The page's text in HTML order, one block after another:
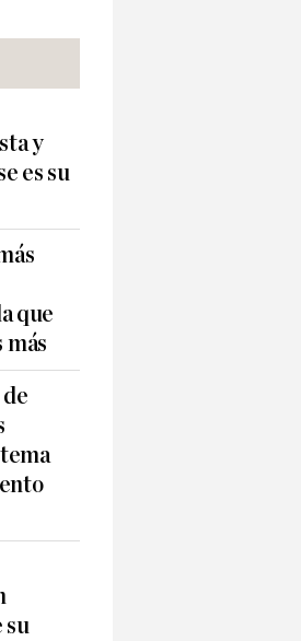
y
es su
que
más
su